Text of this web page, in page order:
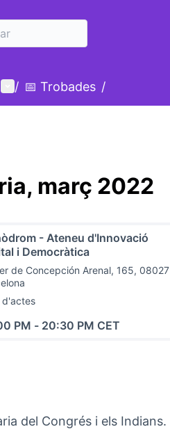
Menú d'usuari
/ 📅 Trobades /
març 2022
- Ateneu d'Innovació
i Democràtica
de Concepción Arenal, 165, 08027
d'actes
PM - 20:30 PM CET
del Congrés i els Indians.